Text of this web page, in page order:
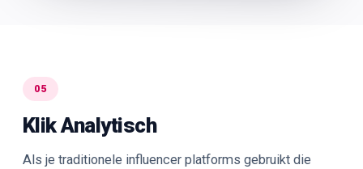
05
Klik Analytisch
Als je traditionele influencer platforms gebruikt die